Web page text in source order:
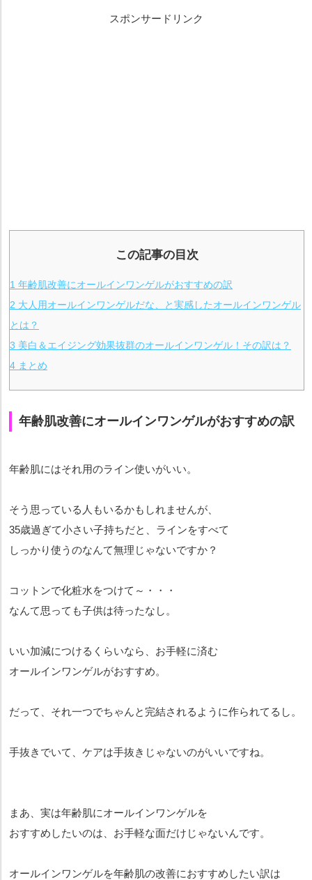
スポンサードリンク
この記事の目次
1 年齢肌改善にオールインワンゲルがおすすめの訳
2 大人用オールインワンゲルだな、と実感したオールインワンゲル
とは？
3 美白＆エイジング効果抜群のオールインワンゲル！その訳は？
4 まとめ
年齢肌改善にオールインワンゲルがおすすめの訳
年齢肌にはそれ用のライン使いがいい。
そう思っている人もいるかもしれませんが、
35歳過ぎて小さい子持ちだと、ラインをすべて
しっかり使うのなんて無理じゃないですか？
コットンで化粧水をつけて～・・・
なんて思っても子供は待ったなし。
いい加減につけるくらいなら、お手軽に済む
オールインワンゲルがおすすめ。
だって、それ一つでちゃんと完結されるように作られてるし。
手抜きでいて、ケアは手抜きじゃないのがいいですね。
まあ、実は年齢肌にオールインワンゲルを
おすすめしたいのは、お手軽な面だけじゃないんです。
オールインワンゲルを年齢肌の改善におすすめしたい訳は